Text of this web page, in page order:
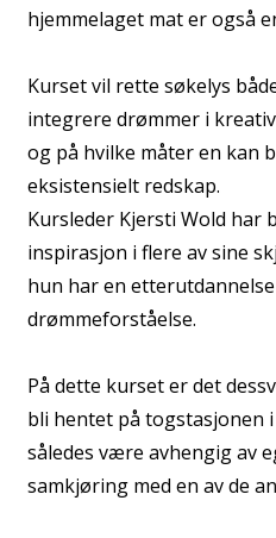
hjemmelaget mat er også
Kurset vil rette søkelys
integrere drømmer i
og på hvilke måter en kan
eksistensielt redskap.
Kursleder Kjersti Wold har
inspirasjon i flere av sine
hun har en
drømmeforståelse.
På dette kurset er det
bli hentet på togstasjonen
således være avhengig av
samkjøring med en av de